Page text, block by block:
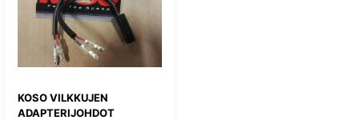
KOSO VILKKUJEN
ADAPTERIJOHDOT